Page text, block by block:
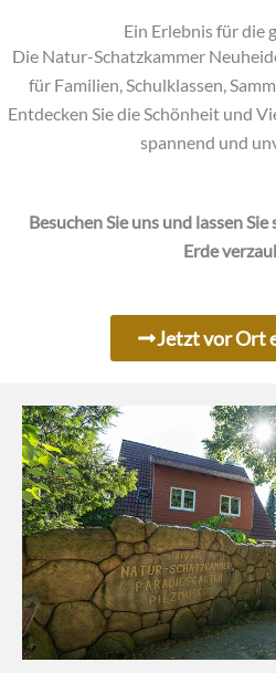
Ein Erlebnis für die
Die Natur-Schatzkammer
für Familien, Schulklassen,
Entdecken Sie die Schönheit und
spannend und
Besuchen Sie uns und lassen
Erde
Jetzt vor Ort